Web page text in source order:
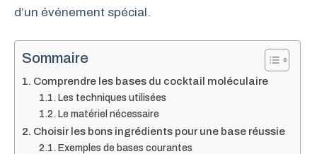
d’un événement spécial.
Sommaire
Comprendre les bases du cocktail moléculaire
Les techniques utilisées
Le matériel nécessaire
Choisir les bons ingrédients pour une base réussie
Exemples de bases courantes